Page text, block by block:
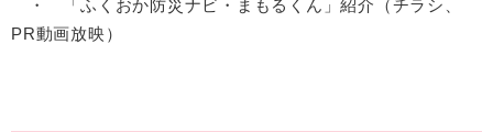
・ 「ふくおか防災ナビ・まもるくん」紹介（チラシ、
PR動画放映）